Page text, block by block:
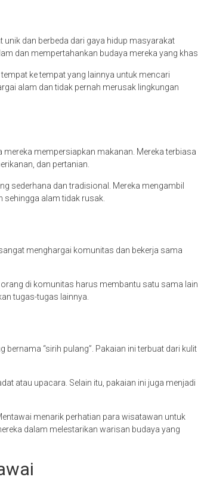
dan berbeda dari gaya hidup masyarakat
dan mempertahankan budaya mereka yang khas.
ke tempat yang lainnya untuk mencari
alam dan tidak pernah merusak lingkungan
mempersiapkan makanan. Mereka terbiasa
dan pertanian.
sederhana dan tradisional. Mereka mengambil
sehingga alam tidak rusak.
menghargai komunitas dan bekerja sama
di komunitas harus membantu satu sama lain
tugas-tugas lainnya.
“sirih pulang”. Pakaian ini terbuat dari kulit
atau upacara. Selain itu, pakaian ini juga menjadi
menarik perhatian para wisatawan untuk
dalam melestarikan warisan budaya yang